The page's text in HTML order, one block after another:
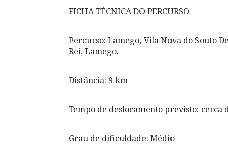
FICHA TÉCNICA DO PERCURSO
Percurso: Lamego, Vila Nova do Souto
Rei, Lamego.
Distância: 9 km
Tempo de deslocamento previsto: cerca
Grau de dificuldade: Médio